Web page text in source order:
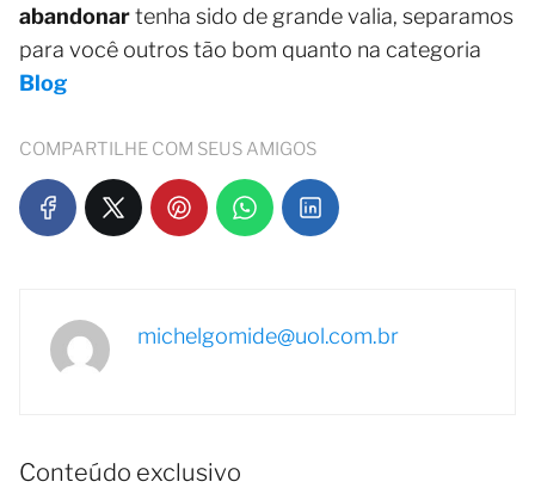
abandonartenha sido de grande valia, separamos
para você outros tão bom quanto na categoria
Blog
COMPARTILHE COM SEUS AMIGOS
michelgomide@uol.com.br
Conteúdo exclusivo